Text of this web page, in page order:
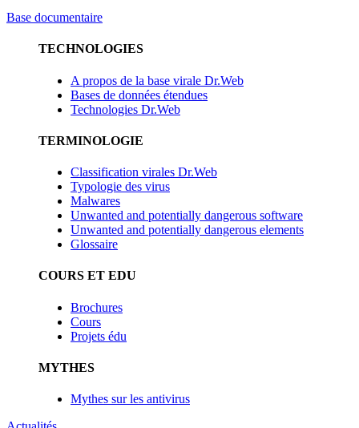
Base documentaire
TECHNOLOGIES
A propos de la base virale Dr.Web
Bases de données étendues
Technologies Dr.Web
TERMINOLOGIE
Classification virales Dr.Web
Typologie des virus
Malwares
Unwanted and potentially dangerous software
Unwanted and potentially dangerous elements
Glossaire
COURS ET EDU
Brochures
Cours
Projets édu
MYTHES
Mythes sur les antivirus